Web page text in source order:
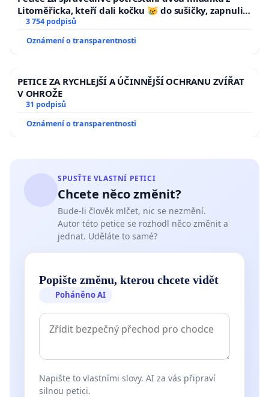
Litoměřicka, kteří dali kočku 😿 do sušičky, zapnuli ji
a umírání zvířete natočili.
3 754 podpisů
Oznámení o transparentnosti
PETICE ZA RYCHLEJŠÍ A ÚČINNĚJŠÍ OCHRANU ZVÍŘAT
V OHROŽE
31 podpisů
Oznámení o transparentnosti
SPUSŤTE VLASTNÍ PETICI
Chcete něco změnit?
Bude-li člověk mlčet, nic se nezmění.
Autor této petice se rozhodl něco změnit a
jednat. Uděláte to samé?
Popište změnu, kterou chcete vidět
Poháněno AI
Napište to vlastními slovy. AI za vás připraví
silnou petici.